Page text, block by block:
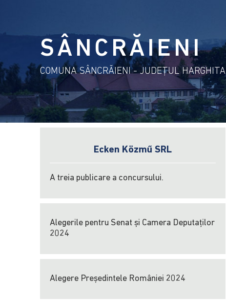
SÂNCRĂIENI
COMUNA SÂNCRĂIENI - JUDEŢUL HARGHITA
Ecken Közmű SRL
A treia publicare a concursului.
Alegerile pentru Senat și Camera Deputaților
2024
Alegere Președintele României 2024